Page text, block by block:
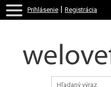
Prihlásenie | Registrácia